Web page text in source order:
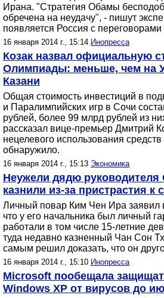
Ирана. "Стратегия Обамы
обречена на неудачу", - пишут
появляется Россия с
16 января 2014 г., 15:14 Инопресса
Козак назвал официальную
Олимпиады: меньше, чем на
Казани
Общая стоимость инвестиций в
и Паралимпийских игр в Сочи
рублей, более 99 млрд рублей из
рассказал вице-премьер Дмитрий
нецелевого использования
обнаружило.
16 января 2014 г., 15:13 Экономика
Неужели дядю руководителя
казнили из-за пристрастия к
Личный повар Ким Чен Ира заявил
что у его начальника был личный
работали в том числе 15-летние
туда недавно казненный Чан Сон
самым решил доказать, что он
16 января 2014 г., 15:10 Инопресса
Microsoft пообещала
Windows XP от вирусов до